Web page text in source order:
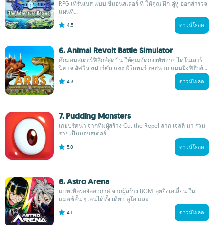
RPG เทิร์นเบส แบบ ขี่มอนสเตอร์ ที่ ให้คุณ ฝึก คู่หู ออกสำรวจ
แผนที่...
4.5 ดาวน์โหลด
6. Animal Revolt Battle Simulator
ศึกมอนสเตอร์ฟิสิกส์สุดปั่น ให้คุณจัดกองทัพจาก ไดโนเสาร์
ปีศาจ อัศวิน สปาร์ตัน และ มิโนทอร์ ลงสนาม แบบอิงฟิสิกส์...
4.3 ดาวน์โหลด
7. Pudding Monsters
เกมปริศนา จากทีมผู้สร้าง Cut the Rope! ลาก เจลลี่ มา รวม
ร่าง เป็นมอนสเตอร์...
5.0 ดาวน์โหลด
8. Astro Arena
แบทเทิลรอยัลอวกาศ จากผู้สร้าง BGMI ลุยยิงเอเลี่ยน ใน
แมตช์สั้น ๆ เล่นได้ทั้ง เดี่ยว ดูโอ และ...
4.1 ดาวน์โหลด